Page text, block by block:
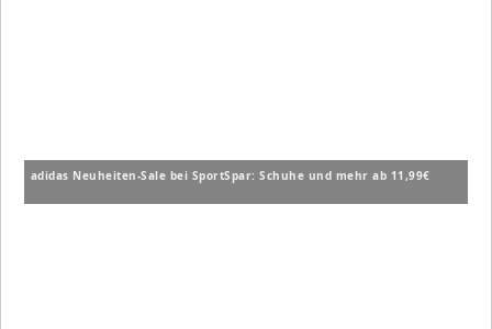
adidas Neuheiten-Sale bei SportSpar: Schuhe und mehr ab 11,99€